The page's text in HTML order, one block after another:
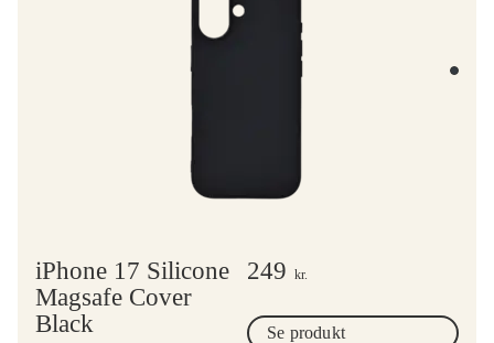
iPhone 17 Silicone
Magsafe Cover
Black
249 kr.
Se produkt